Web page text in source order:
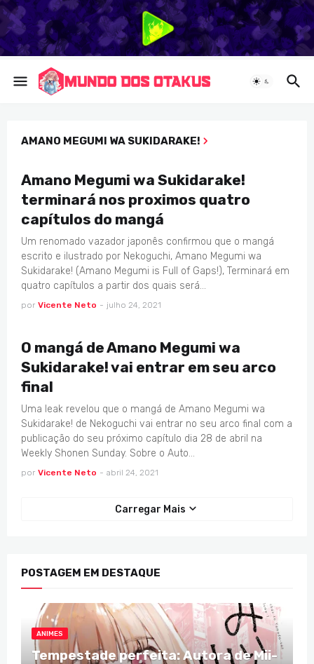
AMANO MEGUMI WA SUKIDARAKE!
Amano Megumi wa Sukidarake!
terminará nos proximos quatro
capítulos do mangá
Um renomado vazador japonês confirmou que o mangá
escrito e ilustrado por Nekoguchi, Amano Megumi wa
Sukidarake! (Amano Megumi is Full of Gaps!), Terminará em
quatro capítulos a partir dos quais será…
por Vicente Neto - julho 24, 2021
O mangá de Amano Megumi wa
Sukidarake! vai entrar em seu arco
final
Uma leak revelou que o mangá de Amano Megumi wa
Sukidarake! de Nekoguchi vai entrar no seu arco final com a
publicação do seu próximo capítulo dia 28 de abril na
Weekly Shonen Sunday. Sobre o Auto…
por Vicente Neto - abril 24, 2021
Carregar Mais
POSTAGEM EM DESTAQUE
ANIMES
Tempestade perfeita: Autora de Mii-